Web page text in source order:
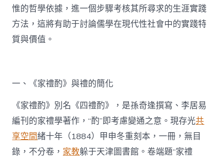
惟的哲學依據，進一個步驟考核其所尋求的生涯實踐
方法，這將有助于討論儒學在現代性社會中的實踐特
質與價值。
一、《家禮酌》與禮的簡化
《家禮酌》別名《四禮酌》，是孫奇逢撰寫、李居易
編刊的家禮學著作，“酌”即考慮變通之意。現存光共
享空間緒十年（1884）甲申冬重刻本，一冊，無目
錄，不分卷， 家教躲于天津圖書館。卷端題“家禮